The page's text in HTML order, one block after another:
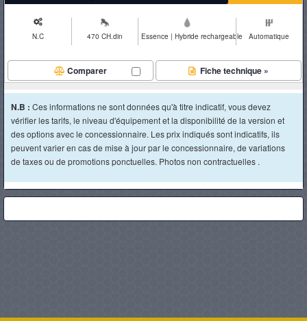
N.C 470 CH.din Essence | Hybride rechargeable Automatique
Fiche technique »
Comparer
N.B : Ces informations ne sont données qu'à titre indicatif, vous devez
vérifier les tarifs, le niveau d'équipement et la disponibilité de la version et
des options avec le concessionnaire. Les prix indiqués sont indicatifs, ils
peuvent varier en cas de mise à jour par le concessionnaire, de variations
de taxes ou de promotions ponctuelles. Photos non contractuelles .